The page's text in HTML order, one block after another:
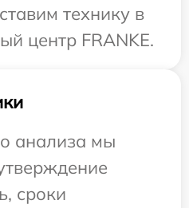
технику в
центр FRANKE.
анализа мы
сроки